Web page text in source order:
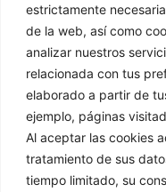
estrictamente
de la web, así como
analizar nuestros
relacionada con tus
elaborado a partir de
ejemplo, páginas
Al aceptar las cookies
tratamiento de sus
tiempo limitado, su
Contacto
C/ Mejorada 4 / Pol.
Madrid​
91 151 61 00